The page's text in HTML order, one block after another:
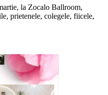
la Zocalo Ballroom,
prietenele, colegele, fiicele,